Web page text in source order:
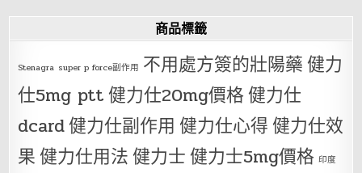
商品標籤
Stenagra super p force副作用 不用處方簽的壯陽藥健力
仕5mg ptt健力仕20mg價格健力仕
dcard健力仕副作用 健力仕心得健力仕效
果健力仕用法健力士健力士5mg價格 印度